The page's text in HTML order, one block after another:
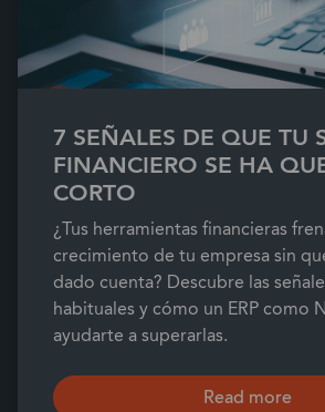
7 SEÑALES DE QUE TU
FINANCIERO SE HA
CORTO
¿Tus herramientas financieras
crecimiento de tu empresa sin
dado cuenta? Descubre las
habituales y cómo un ERP como
ayudarte a superarlas.
Read more